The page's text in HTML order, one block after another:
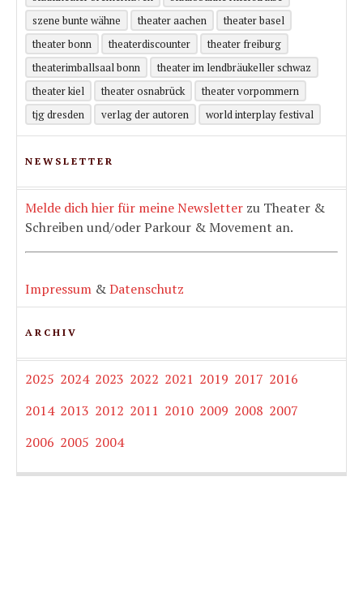
szene bunte wähne
theater aachen
theater basel
theater bonn
theaterdiscounter
theater freiburg
theaterimballsaal bonn
theater im lendbräukeller schwaz
theater kiel
theater osnabrück
theater vorpommern
tjg dresden
verlag der autoren world interplay festival
NEWSLETTER
Melde dich hier für meine Newsletter zu Theater &
Schreiben und/oder Parkour & Movement an.
Impressum &Datenschutz
ARCHIV
2025 2024 2023 2022 2021 2019 2017 2016
2014 2013 2012 2011 2010 2009 2008 2007
2006 2005 2004